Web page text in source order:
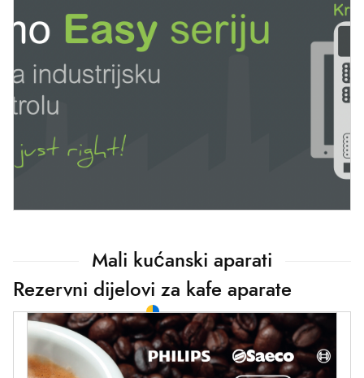
Mali kućanski aparati
Rezervni dijelovi za kafe aparate